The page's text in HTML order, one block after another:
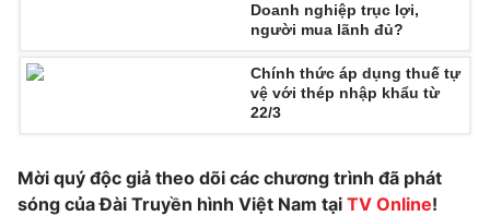
Emagazine Podcast
Infographic
Video Shorts video
Doanh nghiệp trục lợi,
người mua lãnh đủ?
Chính thức áp dụng thuế tự
vệ với thép nhập khẩu từ
22/3
Mời quý độc giả theo dõi các chương trình đã phát
sóng của Đài Truyền hình Việt Nam tại TV Online!